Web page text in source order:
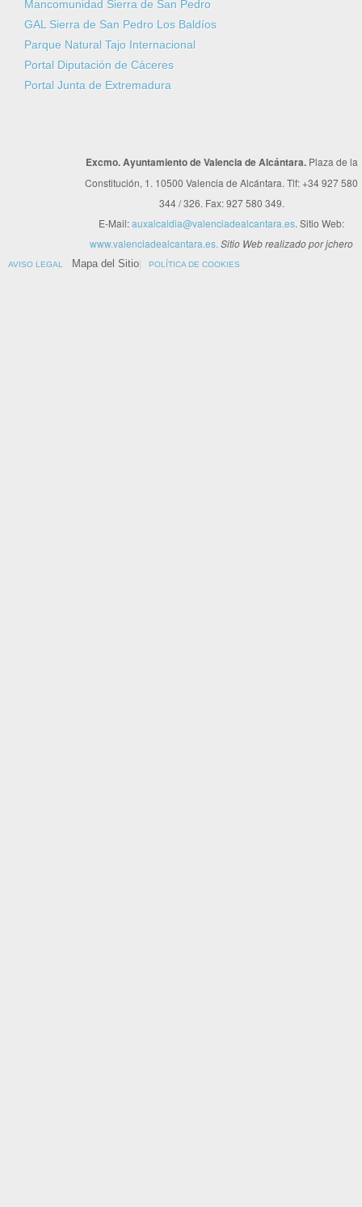
Mancomunidad Sierra de San Pedro
GAL Sierra de San Pedro Los Baldíos
Parque Natural Tajo Internacional
Portal Diputación de Cáceres
Portal Junta de Extremadura
Excmo. Ayuntamiento de Valencia de Alcántara. Plaza de la
Constitución, 1. 10500 Valencia de Alcántara. Tlf: +34 927 580
344 / 326. Fax: 927 580 349.
E-Mail:auxalcaldia@valenciadealcantara.es. Sitio Web:
www.valenciadealcantara.es. Sitio Web realizado por jchero
AVISO LEGAL Mapa del Sitio POLÍTICA DE COOKIES